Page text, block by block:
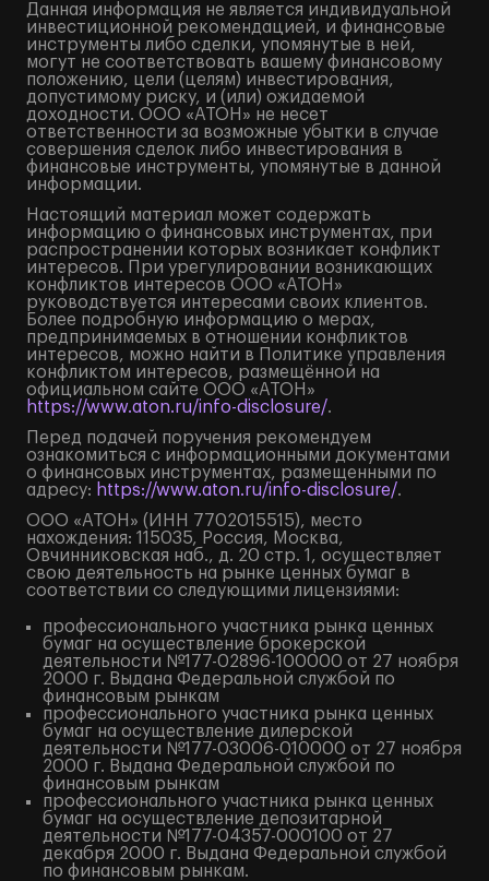
Данная информация не является индивидуальной
инвестиционной рекомендацией, и финансовые
инструменты либо сделки, упомянутые в ней,
могут не соответствовать вашему финансовому
положению, цели (целям) инвестирования,
допустимому риску, и (или) ожидаемой
доходности. ООО «АТОН» не несет
ответственности за возможные убытки в случае
совершения сделок либо инвестирования в
финансовые инструменты, упомянутые в данной
информации.
Настоящий материал может содержать
информацию о финансовых инструментах, при
распространении которых возникает конфликт
интересов. При урегулировании возникающих
конфликтов интересов ООО «АТОН»
руководствуется интересами своих клиентов.
Более подробную информацию о мерах,
предпринимаемых в отношении конфликтов
интересов, можно найти в Политике управления
конфликтом интересов, размещённой на
официальном сайте ООО «АТОН»
https://www.aton.ru/info-disclosure/.
Перед подачей поручения рекомендуем
ознакомиться с информационными документами
о финансовых инструментах, размещенными по
адресу: https://www.aton.ru/info-disclosure/.
ООО «АТОН» (ИНН 7702015515), место
нахождения: 115035, Россия, Москва,
Овчинниковская наб., д. 20 стр. 1, осуществляет
свою деятельность на рынке ценных бумаг в
соответствии со следующими лицензиями:
профессионального участника рынка ценных
бумаг на осуществление брокерской
деятельности №177-02896-100000 от 27 ноября
2000 г. Выдана Федеральной службой по
финансовым рынкам
профессионального участника рынка ценных
бумаг на осуществление дилерской
деятельности №177-03006-010000 от 27 ноября
2000 г. Выдана Федеральной службой по
финансовым рынкам
профессионального участника рынка ценных
бумаг на осуществление депозитарной
деятельности №177-04357-000100 от 27
декабря 2000 г. Выдана Федеральной службой
по финансовым рынкам.